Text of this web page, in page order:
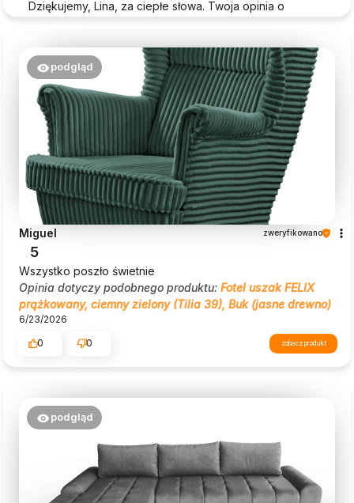
Dziękujemy, Lina, za ciepłe słowa. Twoja opinia o
podgląd
Miguel zweryfikowano
5
Wszystko poszło świetnie
Opinia dotyczy podobnego produktu: Fotel uszak FELIX
prążkowany, ciemny zielony (Tilia 39), Buk (jasne drewno)
6/23/2026
0
0 zobacz produkt
podgląd